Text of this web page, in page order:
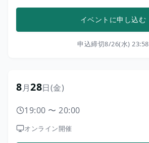
イベントに申し込む
申込締切8/26(水) 23:58
8月28日(金)
19:00 〜 20:00
オンライン開催